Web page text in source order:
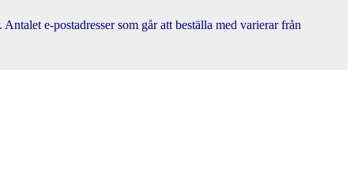
Antalet e-postadresser som går att beställa med varierar från